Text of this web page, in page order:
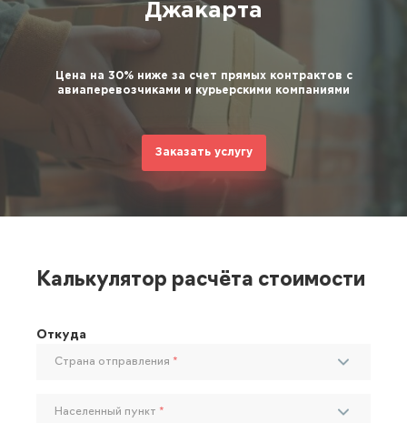
Джакарта
Цена на 30% ниже за счет прямых контрактов с
авиаперевозчиками и курьерскими компаниями
Заказать услугу
Калькулятор расчёта стоимости
Откуда
Страна отправления *
Населенный пункт *